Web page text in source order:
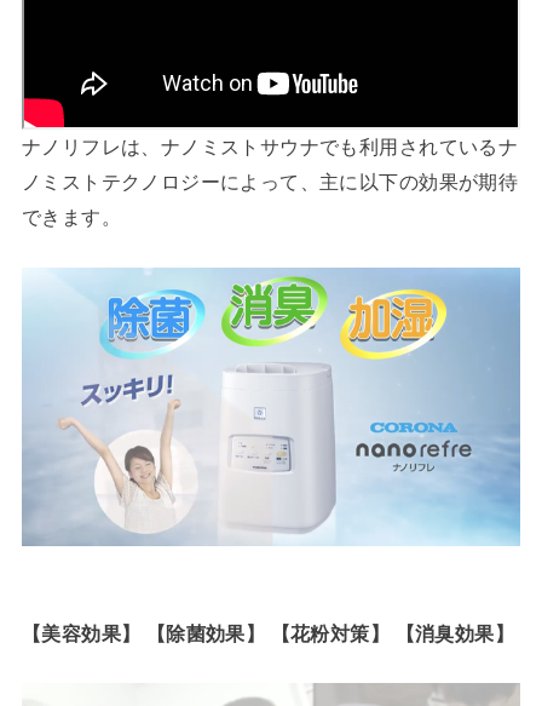
ナノリフレは、ナノミストサウナでも利用されているナ
ノミストテクノロジーによって、主に以下の効果が期待
できます。
【美容効果】 【除菌効果】 【花粉対策】 【消臭効果】